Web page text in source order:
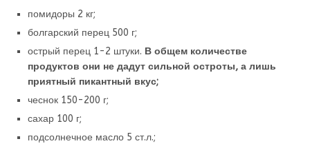
помидоры 2 кг;
болгарский перец 500 г;
острый перец 1-2 штуки. В общем количестве
продуктов они не дадут сильной остроты, а лишь
приятный пикантный вкус;
чеснок 150-200 г;
сахар 100 г;
подсолнечное масло 5 ст.л.;